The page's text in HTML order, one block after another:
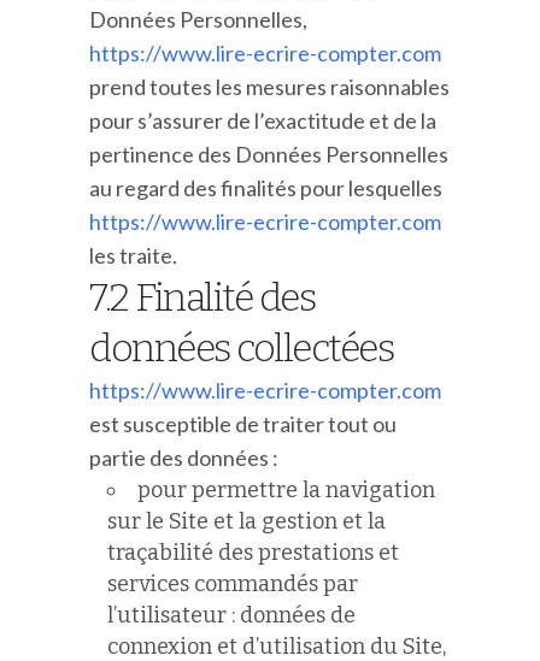
Données Personnelles,
https://www.lire-ecrire-compter.com
prend toutes les mesures raisonnables
pour s’assurer de l’exactitude et de la
pertinence des Données Personnelles
au regard des finalités pour lesquelles
https://www.lire-ecrire-compter.com
les traite.
7.2 Finalité des
données collectées
https://www.lire-ecrire-compter.com
est susceptible de traiter tout ou
partie des données :
pour permettre la navigation
sur le Site et la gestion et la
traçabilité des prestations et
services commandés par
l’utilisateur : données de
connexion et d’utilisation du Site,